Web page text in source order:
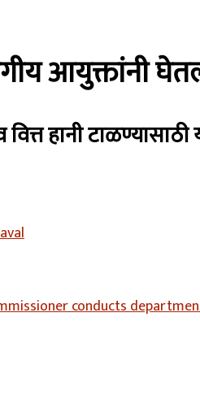
आयुक्तांनी
वित्त हानी